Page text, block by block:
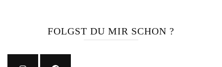
FOLGST DU MIR SCHON ?